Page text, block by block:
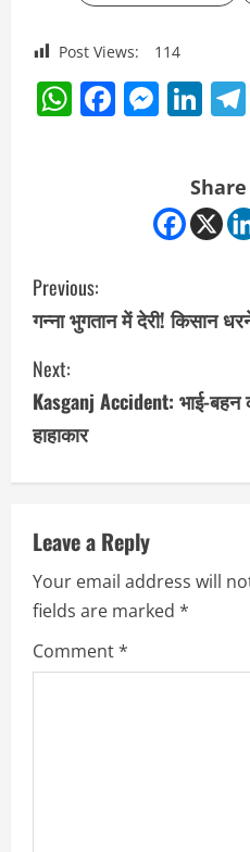
Post Views: 114
WhatsApp
C
o
n
t
i
u
e
R
e
Previous:
गन्ना भुगतान में देरी! किसान
Next:
Kasganj Accident: भाई-बहन
हाहाकार
Leave a Reply
Your email address will
fields are marked *
Comment*